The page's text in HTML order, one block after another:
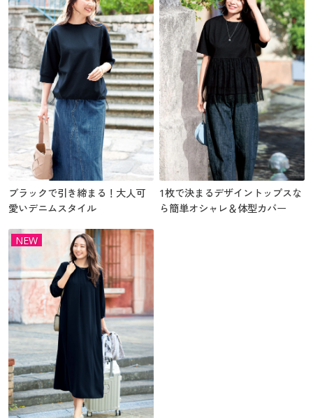
ブラックで引き締まる！大人可
愛いデニムスタイル
1枚で決まるデザイントップスな
ら簡単オシャレ＆体型カバー
NEW